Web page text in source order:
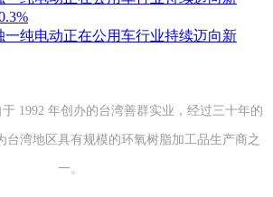
一纯电动正在公用车行业持续迈向新
1992 年创办的台湾善群实业，经过三十年的
台湾地区具有规模的环氧树脂加工品生产商之
一。